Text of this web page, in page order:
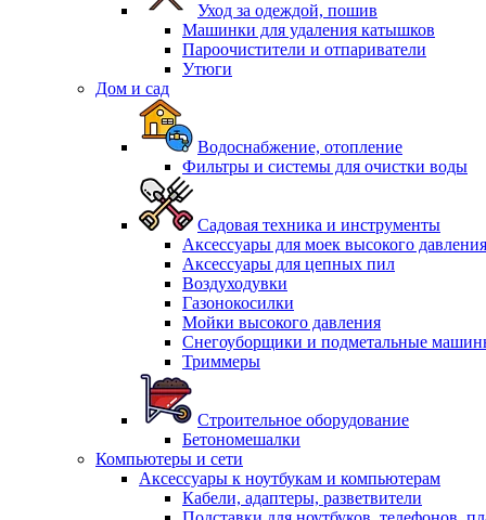
Уход за одеждой, пошив
Машинки для удаления катышков
Пароочистители и отпариватели
Утюги
Дом и сад
Водоснабжение, отопление
Фильтры и системы для очистки воды
Садовая техника и инструменты
Аксессуары для моек высокого давления
Аксессуары для цепных пил
Воздуходувки
Газонокосилки
Мойки высокого давления
Снегоуборщики и подметальные
Триммеры
Строительное оборудование
Бетономешалки
Компьютеры и сети
Аксессуары к ноутбукам и компьютерам
Кабели, адаптеры, разветвители